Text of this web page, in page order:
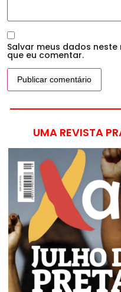
Salvar meus dados
que eu comentar.
UMA REVISTA